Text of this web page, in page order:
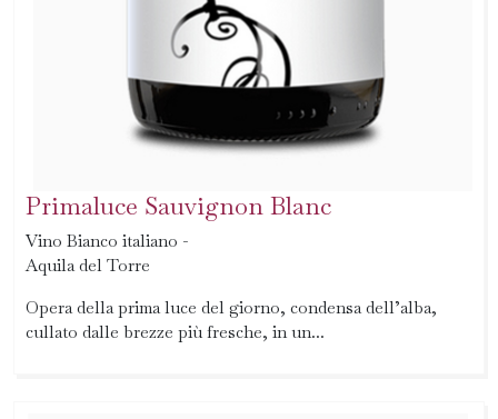
Primaluce Sauvignon Blanc
Vino Bianco italiano -
Aquila del Torre
Opera della prima luce del giorno, condensa dell’alba,
cullato dalle brezze più fresche, in un...